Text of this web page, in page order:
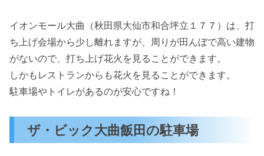
イオンモール大曲（秋田県大仙市和合坪立１７７）は、打
ち上げ会場から少し離れますが、周りが田んぼで高い建物
がないので、打ち上げ花火を見ることができます。
しかもレストランからも花火を見ることができます。
駐車場やトイレがあるのが安心ですね！
ザ・ビック大曲飯田の駐車場